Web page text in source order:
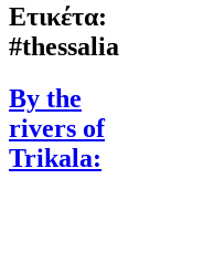
Ετικέτα:
#thessalia
By the
rivers of
Trikala: